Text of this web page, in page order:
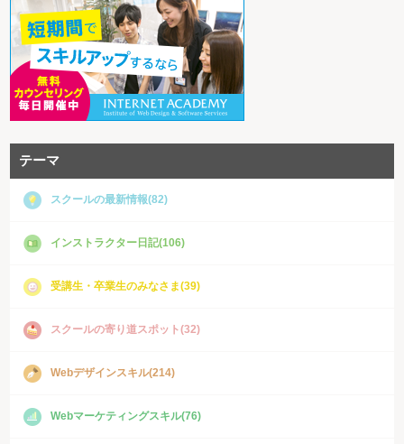
テーマ
スクールの最新情報(82)
インストラクター日記(106)
受講生・卒業生のみなさま(39)
スクールの寄り道スポット(32)
Webデザインスキル(214)
Webマーケティングスキル(76)